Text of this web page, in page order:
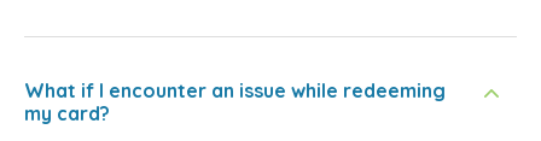
What if I encounter an issue while redeeming
my card?